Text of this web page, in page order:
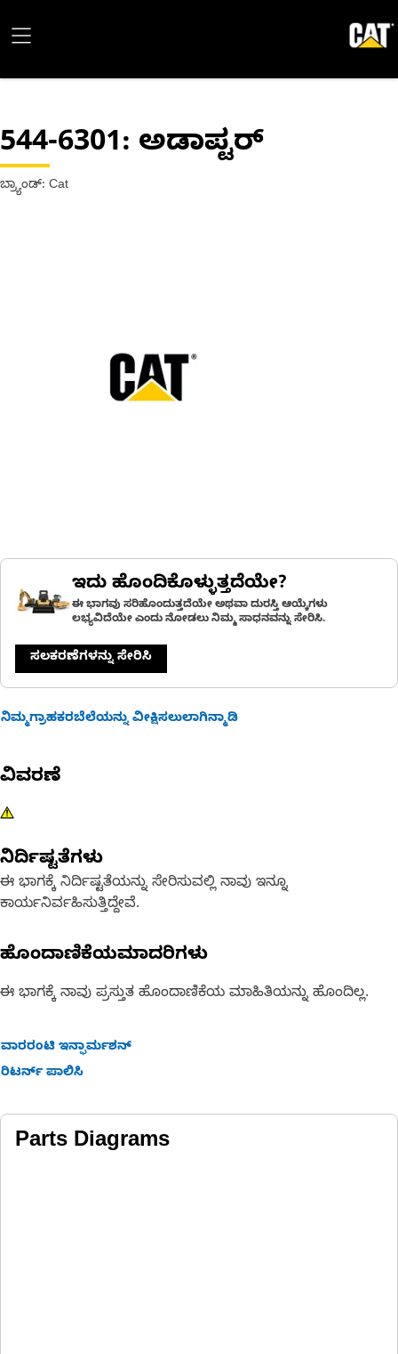
544-6301: ಅಡಾಪ್ಟರ್
ಬ್ರ್ಯಾಂಡ್: Cat
ಇದು ಹೊಂದಿಕೊಳ್ಳುತ್ತದೆಯೇ?
ಈ ಭಾಗವು ಸರಿಹೊಂದುತ್ತದೆಯೇ ಅಥವಾ ದುರಸ್ತಿ ಆಯ್ಕೆಗಳು
ಲಭ್ಯವಿದೆಯೇ ಎಂದು ನೋಡಲು ನಿಮ್ಮ ಸಾಧನವನ್ನು ಸೇರಿಸಿ.
ಸಲಕರಣೆಗಳನ್ನು ಸೇರಿಸಿ
ನಿಮ್ಮಗ್ರಾಹಕರಬೆಲೆಯನ್ನು ವೀಕ್ಷಿಸಲುಲಾಗಿನ್ಮಾಡಿ
ವಿವರಣೆ
ನಿರ್ದಿಷ್ಟತೆಗಳು
ಈ ಭಾಗಕ್ಕೆ ನಿರ್ದಿಷ್ಟತೆಯನ್ನು ಸೇರಿಸುವಲ್ಲಿ ನಾವು ಇನ್ನೂ
ಕಾರ್ಯನಿರ್ವಹಿಸುತ್ತಿದ್ದೇವೆ.
ಹೊಂದಾಣಿಕೆಯಮಾದರಿಗಳು
ಈ ಭಾಗಕ್ಕೆ ನಾವು ಪ್ರಸ್ತುತ ಹೊಂದಾಣಿಕೆಯ ಮಾಹಿತಿಯನ್ನು ಹೊಂದಿಲ್ಲ.
ವಾರರಂಟಿ ಇನ್ಫಾರ್ಮಶನ್
ರಿಟರ್ನ್ ಪಾಲಿಸಿ
Parts Diagrams